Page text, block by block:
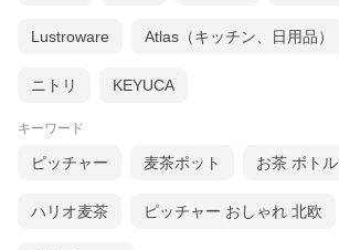
Lustroware Atlas（キッチン、日用品）
ニトリ KEYUCA
キーワード
ピッチャー 麦茶ポット お茶 ボトル
ハリオ麦茶 ピッチャー おしゃれ 北欧